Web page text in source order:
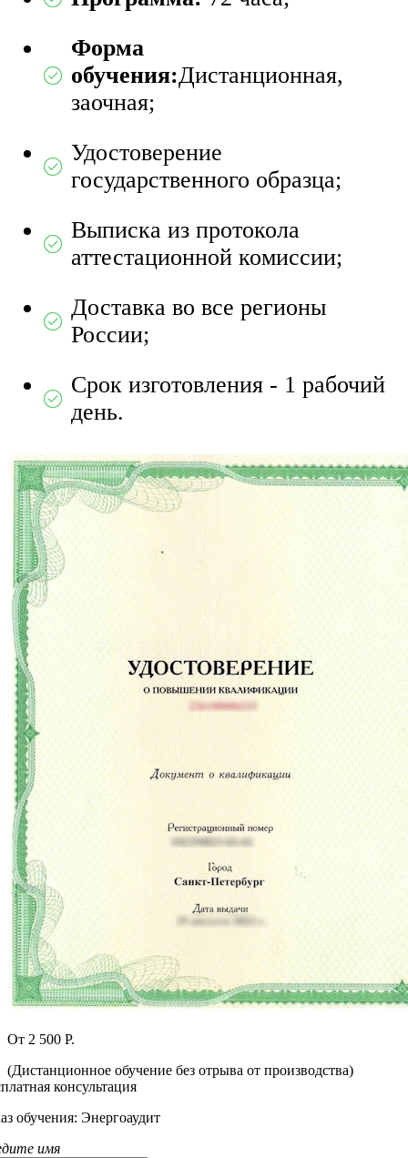
Форма
обучения:Дистанционная,
заочная;
Удостоверение
государственного образца;
Выписка из протокола
аттестационной комиссии;
Доставка во все регионы
России;
Срок изготовления - 1 рабочий
день.
От 2 500 Р.
(Дистанционное обучение без отрыва от производства)
консультация
обучения: Энергоаудит
имя